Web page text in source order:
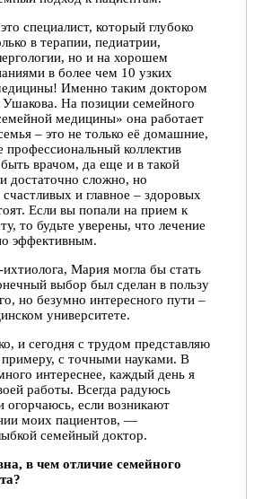
специалист, который глубоко
в терапии, педиатрии,
но и на хорошем
в более чем 10 узких
Именно таким доктором
На позиции семейного
медицины» она работает
– это не только её домашние,
профессиональный коллектив
врачом, да еще и в такой
достаточно сложно, но
и главное – здоровых
Если вы попали на прием к
то будьте уверены, что лечение
эффективным.
Мария могла бы стать
выбор был сделан в пользу
но безумно интересного пути –
университете.
и сегодня с трудом представляю
примеру, с точными науками. В
интереснее, каждый день я
работы. Всегда радуюсь
огорчаюсь, если возникают
моих пациентов, —
семейный доктор.
в чем отличие семейного